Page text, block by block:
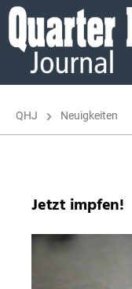
Quarter
Horse
Journal
QHJ Neuigkeiten
Jetzt impfen!